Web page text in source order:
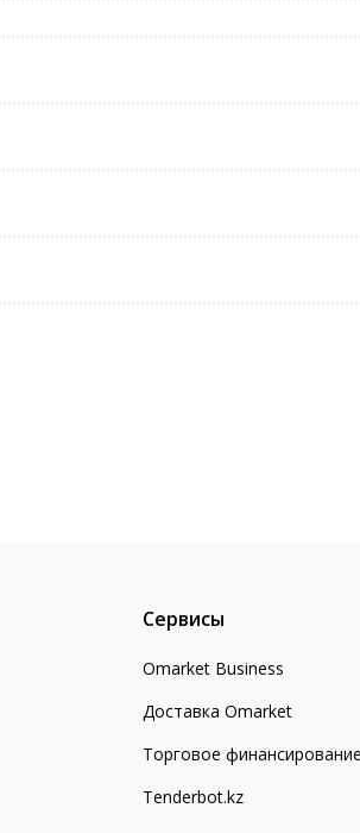
Сервисы
Omarket Business
Доставка Omarket
Торговое финансирование
Tenderbot.kz